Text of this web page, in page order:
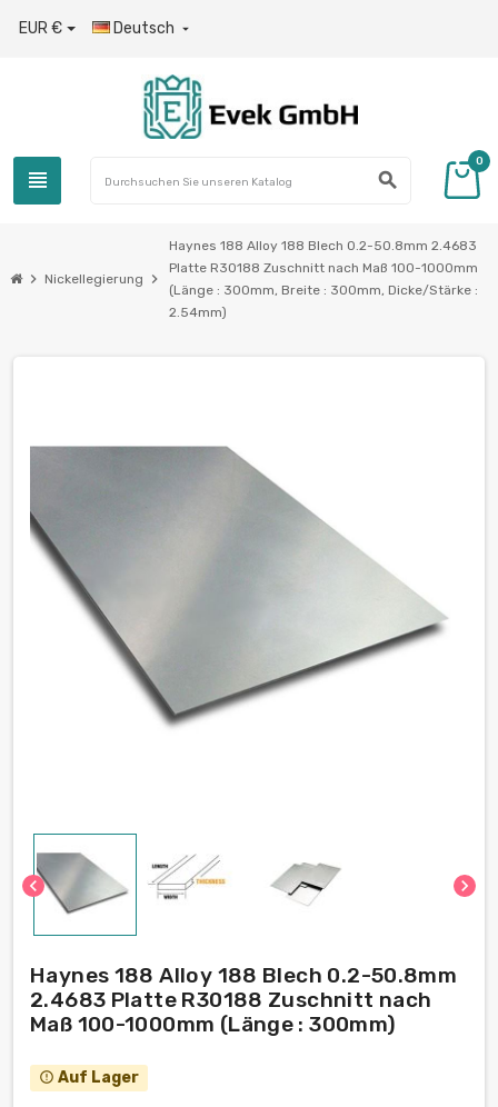
EUR € Deutsch 
view_headline search
0
chevron_right Nickellegierung chevron_right
Haynes 188 Alloy 188 Blech 0.2-50.8mm 2.4683
Platte R30188 Zuschnitt nach Maß 100-1000mm
(Länge : 300mm, Breite : 300mm, Dicke/Stärke :
2.54mm)
chevron_left chevron_right
Haynes 188 Alloy 188 Blech 0.2-50.8mm
2.4683 Platte R30188 Zuschnitt nach
Maß 100-1000mm (Länge : 300mm)
error_outline Auf Lager